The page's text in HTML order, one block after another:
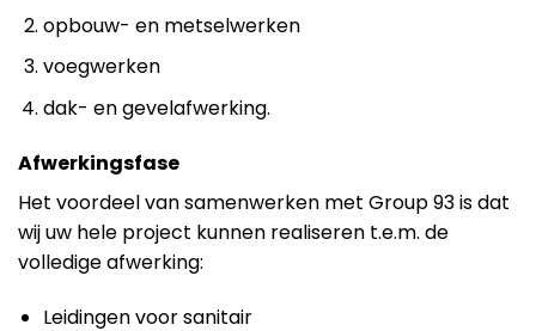
opbouw- en metselwerken
voegwerken
dak- en gevelafwerking.
Afwerkingsfase
Het voordeel van samenwerken met Group 93 is dat
wij uw hele project kunnen realiseren t.e.m. de
volledige afwerking:
Leidingen voor sanitair